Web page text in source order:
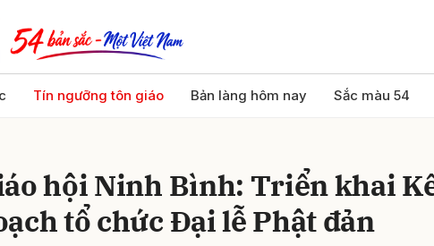
Tín ngưỡng tôn giáo Bản làng hôm nay Sắc màu 54
hội Ninh Bình: Triển khai
tổ chức Đại lễ Phật đản
Gửi bình luận